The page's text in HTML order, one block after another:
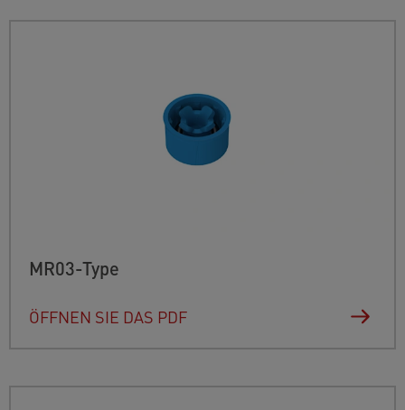
MR03-Type
ÖFFNEN SIE DAS PDF